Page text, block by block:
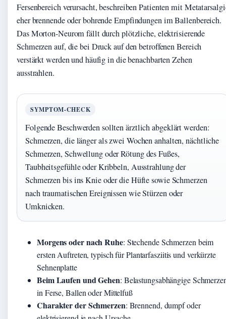
Fersenbereich verursacht, beschreiben Patienten mit
eher brennende oder bohrende Empfindungen im Ballenbereich.
Das Morton-Neurom fällt durch plötzliche, elektrisierende
Schmerzen auf, die bei Druck auf den betroffenen Bereich
verstärkt werden und häufig in die benachbarten Zehen
ausstrahlen.
SYMPTOM-CHECK
Folgende Beschwerden sollten ärztlich abgeklärt werden:
Schmerzen, die länger als zwei Wochen anhalten, nächtliche
Schmerzen, Schwellung oder Rötung des Fußes,
Taubheitsgefühle oder Kribbeln, Ausstrahlung der
Schmerzen bis ins Knie oder die Hüfte sowie Schmerzen
nach traumatischen Ereignissen wie Stürzen oder
Umknicken.
Morgens oder nach Ruhe: Stechende Schmerzen beim
ersten Auftreten, typisch für Plantarfasziitis und verkürzte
Sehnenplatte
Beim Laufen und Gehen: Belastungsabhängige
in Ferse, Ballen oder Mittelfuß
Charakter der Schmerzen: Brennend, dumpf oder